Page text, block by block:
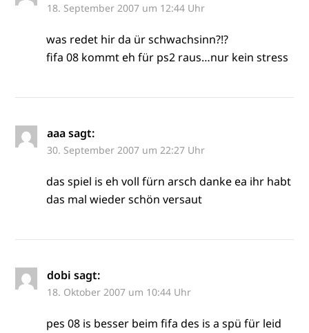
18. September 2007 um 12:44 Uhr
was redet hir da ür schwachsinn?!?
fifa 08 kommt eh für ps2 raus…nur kein stress
aaa sagt:
30. September 2007 um 22:27 Uhr
das spiel is eh voll fürn arsch danke ea ihr habt
das mal wieder schön versaut
dobi sagt:
18. Oktober 2007 um 10:44 Uhr
pes 08 is besser beim fifa des is a spü für leid